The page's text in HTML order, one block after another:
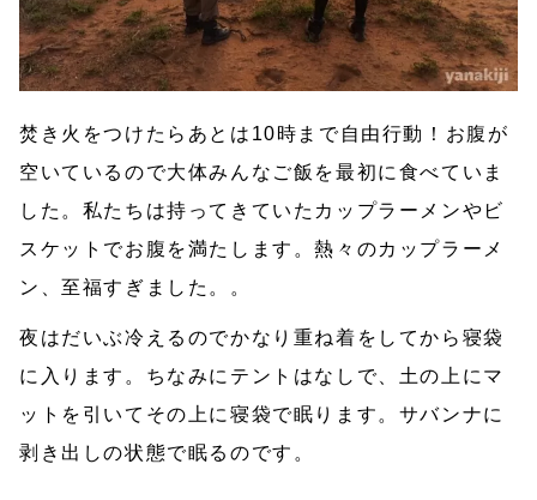
焚き火をつけたらあとは10時まで自由行動！お腹が
空いているので大体みんなご飯を最初に食べていま
した。私たちは持ってきていたカップラーメンやビ
スケットでお腹を満たします。熱々のカップラーメ
ン、至福すぎました。。
夜はだいぶ冷えるのでかなり重ね着をしてから寝袋
に入ります。ちなみにテントはなしで、土の上にマ
ットを引いてその上に寝袋で眠ります。サバンナに
剥き出しの状態で眠るのです。